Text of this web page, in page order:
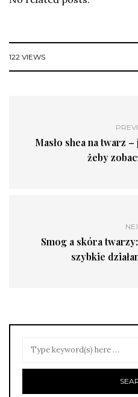
122 VIEWS
Masło shea na twarz
żeby
Smog a skóra
szybkie